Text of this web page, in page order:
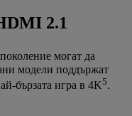
2.1
могат да
модели поддържат
бързата игра в 4K5.